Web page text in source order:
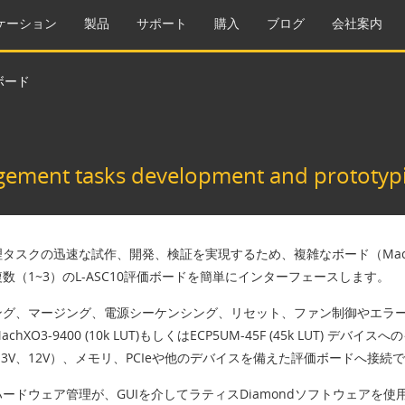
ーション 製品 サポート 購入 ブログ 会社案内
ード
tasks development and
スクの迅速な試作、開発、検証を実現するため、複雑なボード（
（1~3）のL-ASC10評価ボードを簡単にインターフェースします。
、マージング、電源シーケンシング、リセット、ファン制御やエラ
9400 (10k LUT)もしくはECP5UM-45F (45k LUT) デバイスへ
、12V）、メモリ、PCIeや他のデバイスを備えた評価ボードへ接続
ドウェア管理が、GUIを介してラティスDiamondソフトウェアを使